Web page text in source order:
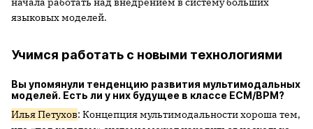
языковых моделей.
Учимся работать с новыми технологиями
Вы упомянули тенденцию развития мультимодальных
моделей. Есть ли у них будущее в классе ECM/BPM?
Илья Петухов: Концепция мультимодальности хороша тем,